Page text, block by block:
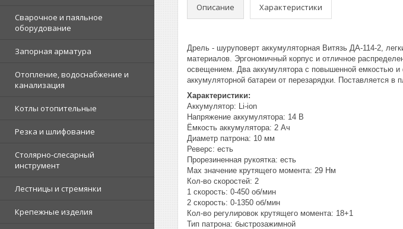
Сварочное и паяльное
оборудование
Запорная арматура
Отопление, водоснабжение и
канализация
Котлы отопительные
Резка и шлифование
Столярно-слесарный
инструмент
Лестницы и стремянки
Крепежные изделия
Описание Характеристики
Дрель - шуруповерт аккумуляторная Витязь ДА-114-2,
материалов. Эргономичный корпус и отличное
освещением. Два аккумулятора с повышенной емкостью
аккумуляторной батареи от перезарядки. Поставляется
Характеристики:
Аккумулятор: Li-ion
Напряжение аккумулятора: 14 В
Ёмкость аккумулятора: 2 Ач
Диаметр патрона: 10 мм
Реверс: есть
Прорезиненная рукоятка: есть
Мах значение крутящего момента: 29 Нм
Кол-во скоростей: 2
1 скорость: 0-450 об/мин
2 скорость: 0-1350 об/мин
Кол-во регулировок крутящего момента: 18+1
Тип патрона: быстрозажимной